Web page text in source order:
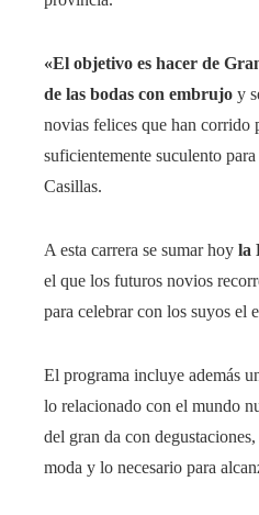
«El objetivo es hacer de
de las bodas con embrujo y
novias felices que han corrido
suficientemente suculento
Casillas.
A esta carrera se sumar hoy la
el que los futuros novios
para celebrar con los suyos el
El programa incluye además
lo relacionado con el mundo
del gran da con
moda y lo necesario para